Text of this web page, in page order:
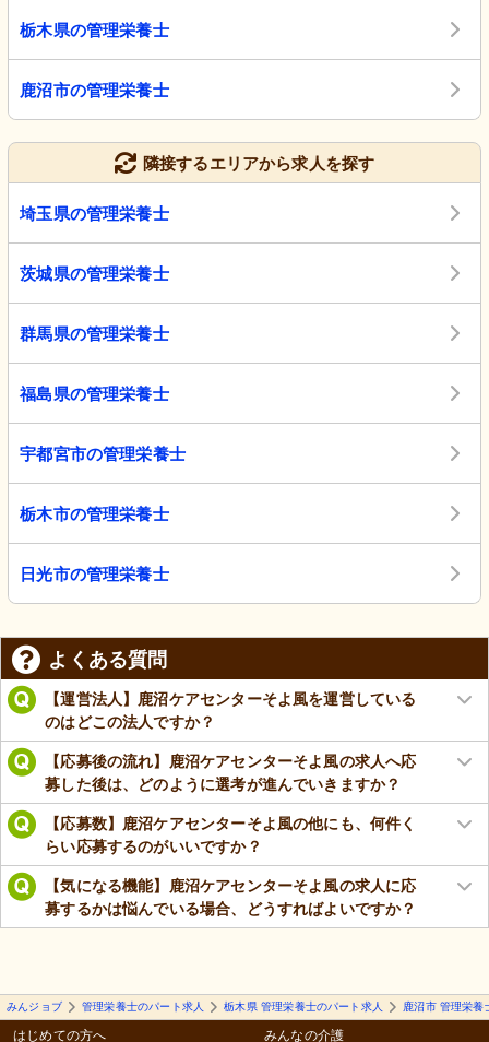
栃木県の管理栄養士
鹿沼市の管理栄養士
隣接するエリアから求人を探す
埼玉県の管理栄養士
茨城県の管理栄養士
群馬県の管理栄養士
福島県の管理栄養士
宇都宮市の管理栄養士
栃木市の管理栄養士
日光市の管理栄養士
よくある質問
【運営法人】鹿沼ケアセンターそよ風を運営している
のはどこの法人ですか？
【応募後の流れ】鹿沼ケアセンターそよ風の求人へ応
募した後は、どのように選考が進んでいきますか？
【応募数】鹿沼ケアセンターそよ風の他にも、何件く
らい応募するのがいいですか？
【気になる機能】鹿沼ケアセンターそよ風の求人に応
募するかは悩んでいる場合、どうすればよいですか？
みんジョブ 管理栄養士のパート求人 栃木県 管理栄養士のパート求人 鹿沼市 管理栄養
はじめての方へ みんなの介護